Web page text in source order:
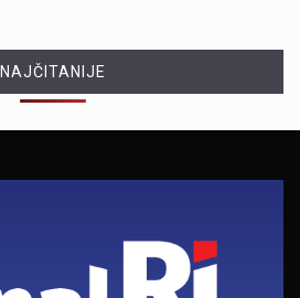
NAJČITANIJE